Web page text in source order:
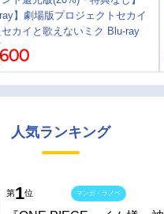
ray】劇場版プロジェクトセカイ
カイと歌えないミク Blu-ray
人気ランキング
第1位 マンガ・ラノベ